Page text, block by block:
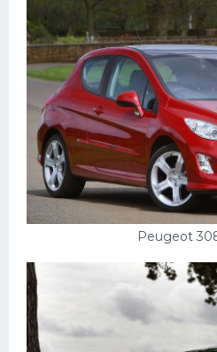
Peugeot